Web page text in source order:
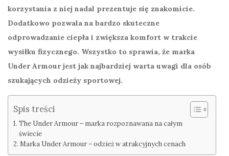
korzystania z niej nadal prezentuje się znakomicie.
Dodatkowo pozwala na bardzo skuteczne
odprowadzanie ciepła i zwiększa komfort w trakcie
wysiłku fizycznego. Wszystko to sprawia, że marka
Under Armour jest jak najbardziej warta uwagi dla osób
szukających odzieży sportowej.
Spis treści
The Under Armour – marka rozpoznawana na całym
świecie
Marka Under Armour – odzież w atrakcyjnych cenach